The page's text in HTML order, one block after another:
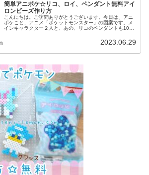
簡単アニポケ☆リコ、ロイ、ペンダント無料アイ
ロンビーズ作り方
こんにちは。ご訪問ありがとうございます。今日は、アニ
ポケこと、アニメ「ポケットモンスター」の図案です。メ
インキャラクター２人と、あの、リコのペンダントも100
2023.06.29